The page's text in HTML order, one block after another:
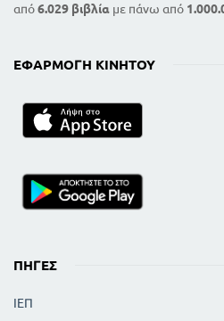
από6.029 βιβλία με πάνω από
ΕΦΑΡΜΟΓΉ ΚΙΝΗΤΟΎ
ΠΗΓΈΣ
ΙΕΠ